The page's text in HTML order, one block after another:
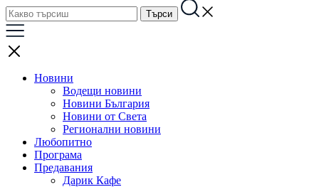
Новини
Водещи новини
Новини България
Новини от Света
Регионални новини
Любопитно
Програма
Предавания
Дарик Кафе